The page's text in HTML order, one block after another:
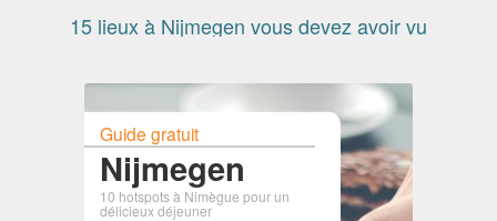
15 lieux à Nijmegen vous devez avoir vu
Guide gratuit
Nijmegen
10 hotspots à Nimègue pour un
délicieux déjeuner